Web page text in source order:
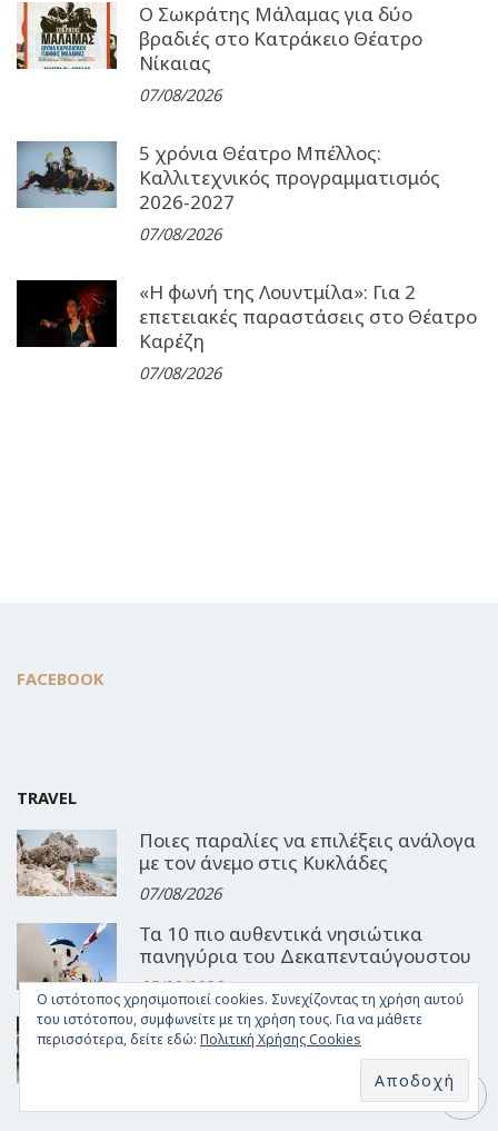
Ο Σωκράτης Μάλαμας για δύο
βραδιές στο Κατράκειο Θέατρο
Νίκαιας
07/08/2026
5 χρόνια Θέατρο Μπέλλος:
Καλλιτεχνικός προγραμματισμός
2026-2027
07/08/2026
«Η φωνή της Λουντμίλα»: Για 2
επετειακές παραστάσεις στο Θέατρο
Καρέζη
07/08/2026
FACEBOOK
TRAVEL
Ποιες παραλίες να επιλέξεις ανάλογα
με τον άνεμο στις Κυκλάδες
07/08/2026
Τα 10 πιο αυθεντικά νησιώτικα
πανηγύρια του Δεκαπενταύγουστου
05/08/2026
3ήμερες αυγουστιάτικες αποδράσεις:
4 προορισμοί μια ανάσα από Αθήνα
Ο ιστότοπος χρησιμοποιεί cookies. Συνεχίζοντας τη χρήση αυτού
του ιστότοπου, συμφωνείτε με τη χρήση τους. Για να μάθετε
περισσότερα, δείτε εδώ: Πολιτική Χρήσης Cookies